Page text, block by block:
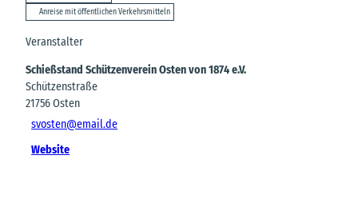
Anreise mit öffentlichen Verkehrsmitteln
Veranstalter
Schießstand Schützenverein Osten von 1874 e.V.
Schützenstraße
21756Osten
svosten@email.de
Website